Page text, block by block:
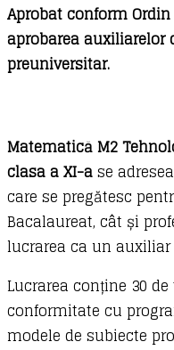
Aprobat conform Ordin
aprobarea
preuniversitar.
Matematică M2
clasa a XI-ase
care se pregătesc
Bacalaureat, cât și
lucrarea ca un
Lucrarea conține 30
conformitate cu
modele de subiecte